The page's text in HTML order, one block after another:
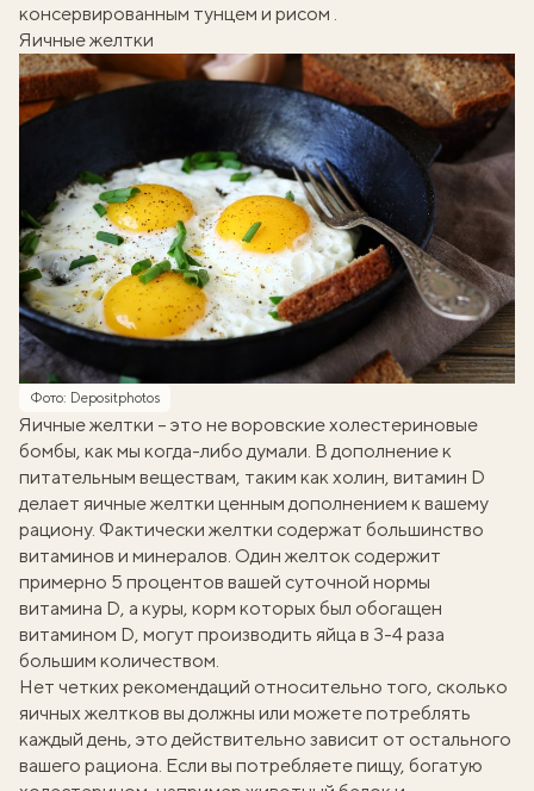
консервированным тунцем и рисом .
Яичные желтки
Фото: Depositphotos
Яичные желтки – это не воровские холестериновые
бомбы, как мы когда-либо думали. В дополнение к
питательным веществам, таким как холин, витамин D
делает яичные желтки ценным дополнением к вашему
рациону. Фактически желтки содержат большинство
витаминов и минералов. Один желток содержит
примерно 5 процентов вашей суточной нормы
витамина D, а куры, корм которых был обогащен
витамином D, могут производить яйца в 3-4 раза
большим количеством.
Нет четких рекомендаций относительно того, сколько
яичных желтков вы должны или можете потреблять
каждый день, это действительно зависит от остального
вашего рациона. Если вы потребляете пищу, богатую